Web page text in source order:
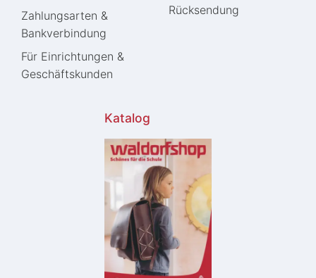
Zahlungsarten &
Bankverbindung
Für Einrichtungen &
Geschäftskunden
Rücksendung
Katalog